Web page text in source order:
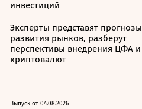
инвестиций
Эксперты представят прогнозы
развития рынков, разберут
перспективы внедрения ЦФА и
криптовалют
Выпуск от 04.08.2026